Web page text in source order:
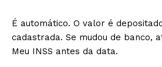
É automático. O valor é
cadastrada. Se mudou de banco,
Meu INSS antes da data.